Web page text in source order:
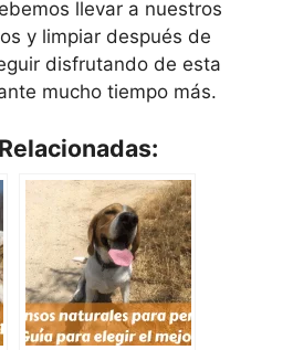
llevar a nuestros
y limpiar después de
disfrutando de esta
mucho tiempo más.